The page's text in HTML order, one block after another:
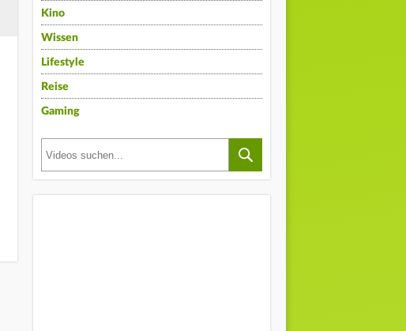
Kino
Wissen
Lifestyle
Reise
Gaming